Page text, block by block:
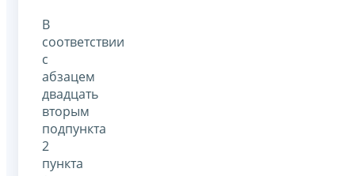
В
соответствии
с
абзацем
двадцать
вторым
подпункта
2
пункта